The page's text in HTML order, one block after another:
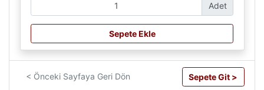
Adet
Sepete Ekle
< Önceki Sayfaya Geri Dön Sepete Git >